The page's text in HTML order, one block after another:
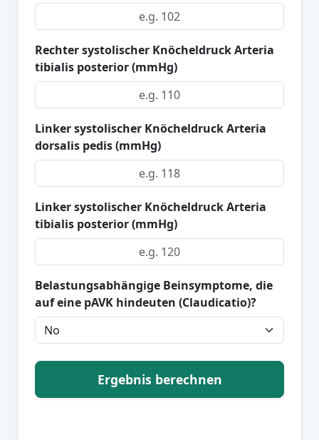
Rechter systolischer Knöcheldruck Arteria
tibialis posterior (mmHg)
Linker systolischer Knöcheldruck Arteria
dorsalis pedis (mmHg)
Linker systolischer Knöcheldruck Arteria
tibialis posterior (mmHg)
Belastungsabhängige Beinsymptome, die
auf eine pAVK hindeuten (Claudicatio)?
Ergebnis berechnen